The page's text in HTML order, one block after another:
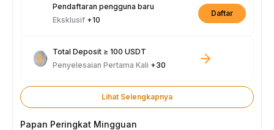
Pendaftaran pengguna baru
Eksklusif +10
Daftar
Total Deposit ≥ 100 USDT
Penyelesaian Pertama Kali +30
Lihat Selengkapnya
Papan Peringkat Mingguan